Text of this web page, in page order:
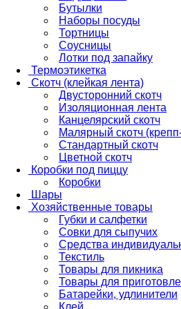
Бутылки
Наборы посуды
Тортницы
Соусницы
Лотки под запайку
Термоэтикетка
Скотч (клейкая лента)
Двусторонний скотч
Изоляционная лента
Канцелярский скотч
Малярный скотч
Стандартный скотч
Цветной скотч
Коробки под пиццу
Коробки
Шары
Хозяйственные товары
Губки и салфетки
Совки для сыпучих
Средства
Текстиль
Товары для пикника
Товары для
Батарейки, удлинители